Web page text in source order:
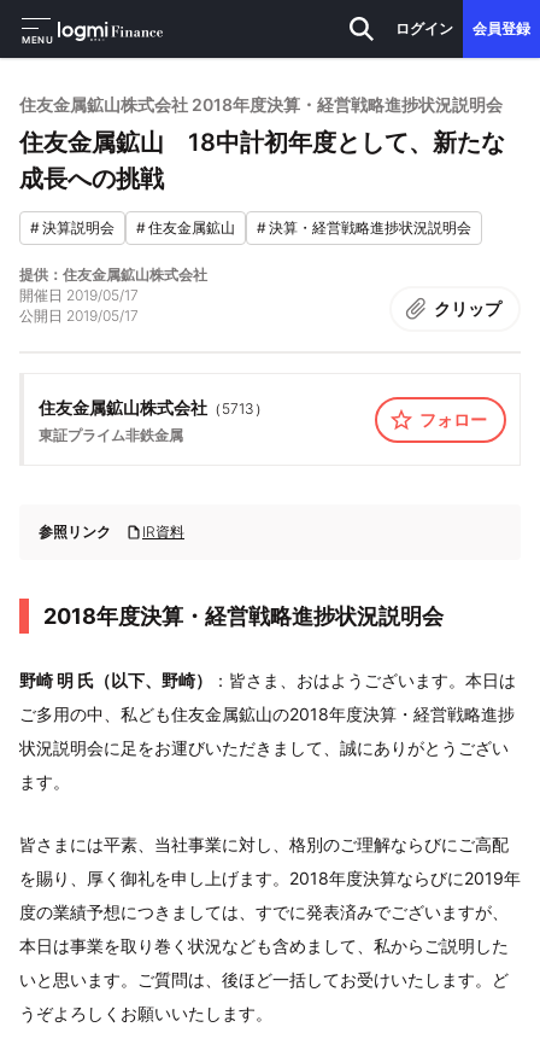
MENU
ログイン 会員登録
住友金属鉱山株式会社 2018年度決算・経営戦略進捗状況説明会
住友金属鉱山 18中計初年度として、新たな
成長への挑戦
#決算説明会 #住友金属鉱山 #決算・経営戦略進捗状況説明会
提供：住友金属鉱山株式会社
開催日 2019/05/17
公開日 2019/05/17 クリップ
住友金属鉱山株式会社 （ 5713 ）
東証プライム非鉄金属
フォロー
参照リンク IR資料
2018年度決算・経営戦略進捗状況説明会
野崎 明 氏（以下、野崎）
：皆さま、おはようございます。本日は
ご多用の中、私ども住友金属鉱山の2018年度決算・経営戦略進捗
状況説明会に足をお運びいただきまして、誠にありがとうござい
ます。
皆さまには平素、当社事業に対し、格別のご理解ならびにご高配
を賜り、厚く御礼を申し上げます。2018年度決算ならびに2019年
度の業績予想につきましては、すでに発表済みでございますが、
本日は事業を取り巻く状況なども含めまして、私からご説明した
いと思います。ご質問は、後ほど一括してお受けいたします。ど
うぞよろしくお願いいたします。